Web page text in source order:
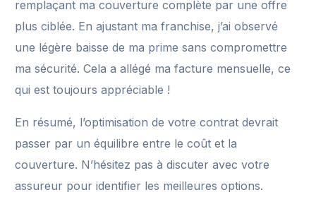
remplaçant ma couverture complète par une offre
plus ciblée. En ajustant ma franchise, j’ai observé
une légère baisse de ma prime sans compromettre
ma sécurité. Cela a allégé ma facture mensuelle, ce
qui est toujours appréciable !
En résumé, l’optimisation de votre contrat devrait
passer par un équilibre entre le coût et la
couverture. N’hésitez pas à discuter avec votre
assureur pour identifier les meilleures options.